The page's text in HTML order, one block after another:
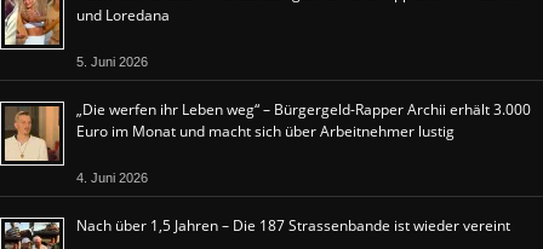
und Loredana
5. Juni 2026
„Die werfen ihr Leben weg“ – Bürgergeld-Rapper Archii erhält 3.000
Euro im Monat und macht sich über Arbeitnehmer lustig
4. Juni 2026
Nach über 1,5 Jahren – Die 187 Strassenbande ist wieder vereint